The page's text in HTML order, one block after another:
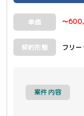
単価 〜
契約形態 フリー
案件内容